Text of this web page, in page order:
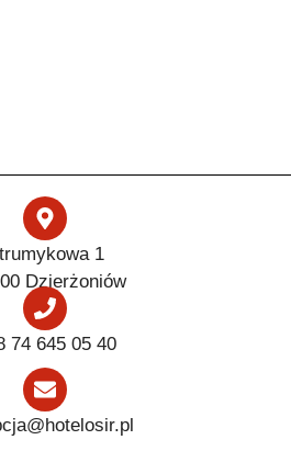
1
Dzierżoniów
74 645 05 40